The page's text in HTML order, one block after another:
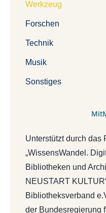
Werkzeug
Forschen
Technik
Musik
Sonstiges
Unterstützt durch das
„WissensWandel.
Bibliotheken und
NEUSTART
Bibliotheksverband
der Bundesregierung